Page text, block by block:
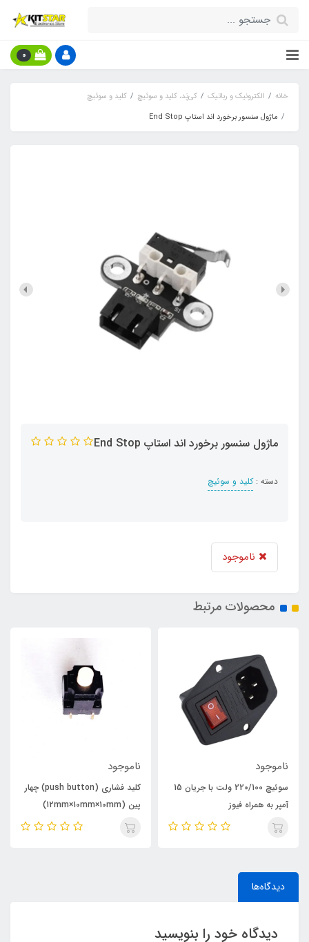
0
خانه الکترونیک و رباتیک کی‌پَد، کلید و سوئیچ
کلید و سوئیچ
ماژول سنسور برخورد اند استاپ End Stop
ماژول سنسور برخورد اند استاپ End Stop
دسته :کلید و سوئیچ
ناموجود
محصولات مرتبط
ناموجود
سوئیچ 220/100 ولت با جریان 15
آمپر به همراه فیوز
ناموجود
کلید فشاری (push button) چهار
پین (12mm×10mm×10mm)
دیدگاه‌ها
دیدگاه خود را بنویسید